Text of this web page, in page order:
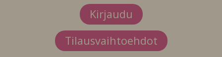
Kirjaudu
Tilausvaihtoehdot